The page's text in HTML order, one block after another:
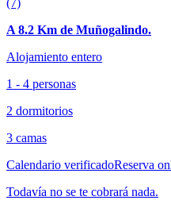
A 8.2 Km de Muñogalindo.
Alojamiento entero
1 - 4 personas
2 dormitorios
3 camas
Calendario verificadoReserva
Todavía no se te cobrará nada.